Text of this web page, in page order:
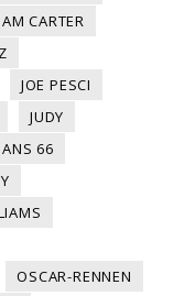
CARTER
JOE PESCI
JUDY
66
OSCAR-RENNEN